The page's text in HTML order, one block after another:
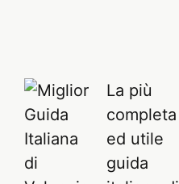
La più
completa
ed utile
guida